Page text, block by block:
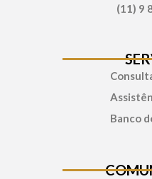
(11) 9
Banco